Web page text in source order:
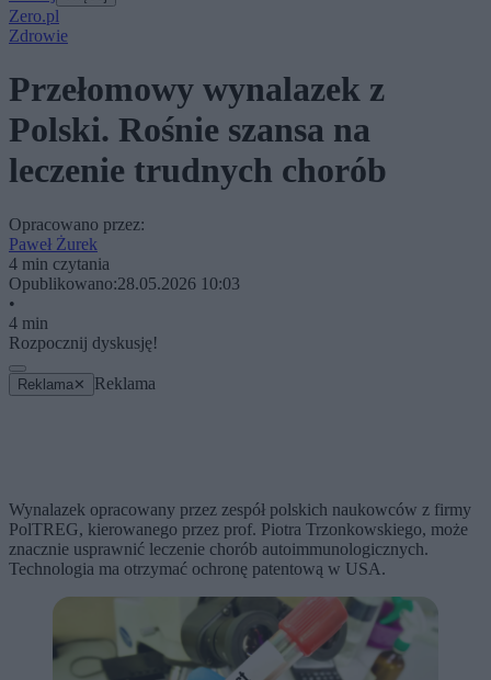
Zero.pl
Zdrowie
Przełomowy wynalazek z
Polski. Rośnie szansa na
leczenie trudnych chorób
Opracowano przez:
Paweł Żurek
4 min czytania
Opublikowano:28.05.2026 10:03
•
4 min
Rozpocznij dyskusję!
Reklama ✕ Reklama
Wynalazek opracowany przez zespół polskich naukowców z firmy
PolTREG, kierowanego przez prof. Piotra Trzonkowskiego, może
znacznie usprawnić leczenie chorób autoimmunologicznych.
Technologia ma otrzymać ochronę patentową w USA.